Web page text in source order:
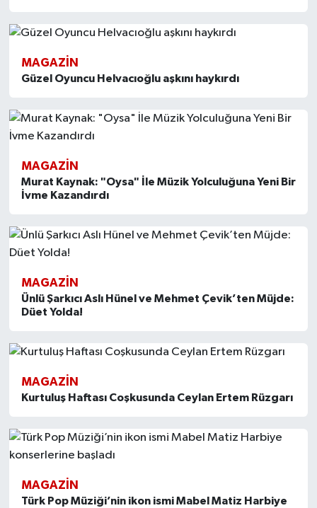
MAGAZİN
Güzel Oyuncu Helvacıoğlu aşkını haykırdı
MAGAZİN
Murat Kaynak: "Oysa" İle Müzik Yolculuğuna Yeni Bir
İvme Kazandırdı
MAGAZİN
Ünlü Şarkıcı Aslı Hünel ve Mehmet Çevik’ten Müjde:
Düet Yolda!
MAGAZİN
Kurtuluş Haftası Coşkusunda Ceylan Ertem Rüzgarı
MAGAZİN
Türk Pop Müziği’nin ikon ismi Mabel Matiz Harbiye